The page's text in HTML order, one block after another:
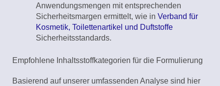
Anwendungsmengen mit entsprechenden
Sicherheitsmargen ermittelt, wie in Verband für
Kosmetik, Toilettenartikel und Duftstoffe
Sicherheitsstandards.
Empfohlene Inhaltsstoffkategorien für die Formulierung
Basierend auf unserer umfassenden Analyse sind hier